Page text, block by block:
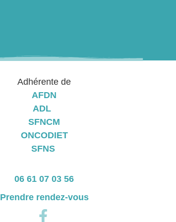
Adhérente de
AFDN
ADL
SFNCM
ONCODIET
SFNS
06 61 07 03 56
Prendre rendez-vous